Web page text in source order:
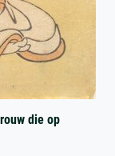
die op